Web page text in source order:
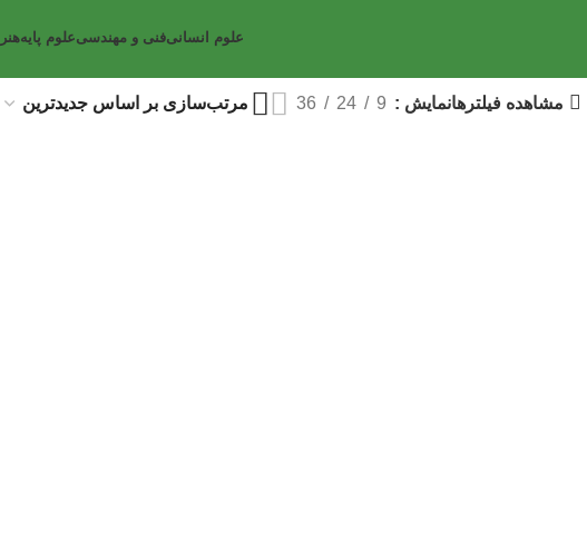
علوم انسانیفنی و مهندسیعلوم پایههنر
مشاهده فیلترهانمایش 9
24
36